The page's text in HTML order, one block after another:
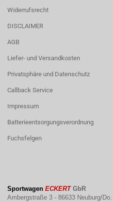
Widerrufsrecht
DISCLAIMER
AGB
Liefer- und Versandkosten
Privatsphäre und Datenschutz
Callback Service
Impressum
Batterieentsorgungsverordnung
Fuchsfelgen
Sportwagen ECKERTGbR
Ambergstraße 3 - 86633 Neuburg/Do.